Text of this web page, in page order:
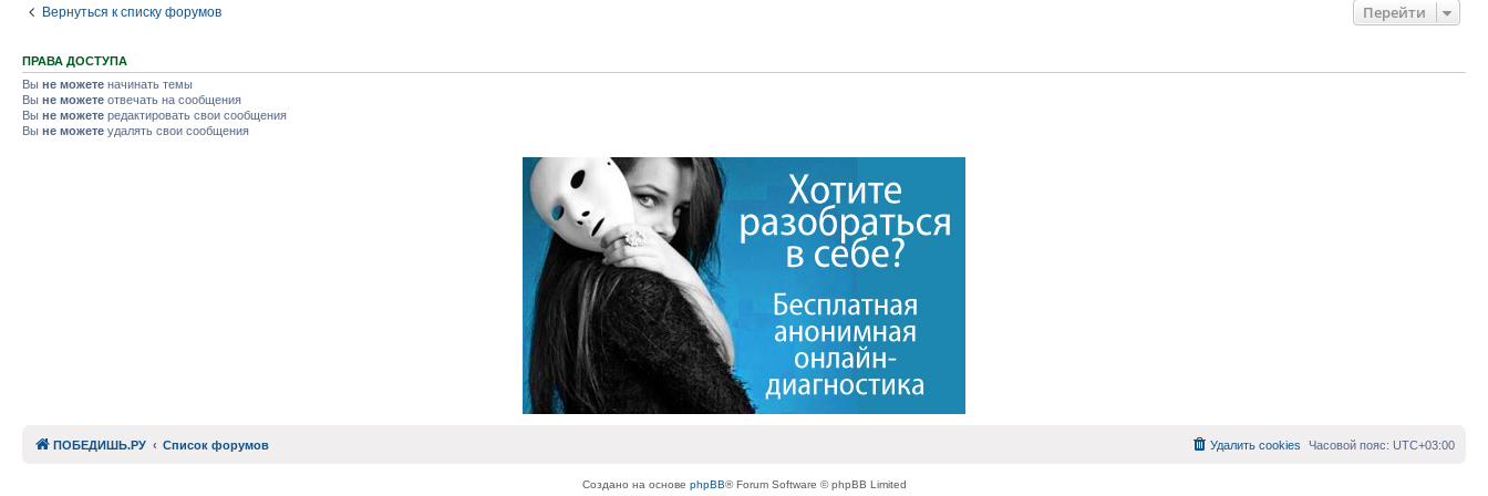
Вернуться к списку форумов Перейти
ПРАВА ДОСТУПА
Вы не можете начинать темы
Вы не можете отвечать на сообщения
Вы не можете редактировать свои сообщения
Вы не можете удалять свои сообщения
ПОБЕДИШЬ.РУ Список форумов Часовой пояс: UTC+03:00
Удалить cookies
Создано на основе phpBB® Forum Software © phpBB Limited